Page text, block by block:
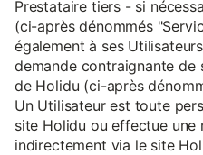
Prestataire tiers - si
(ci-après dénommés
également à ses
demande contraignante de
de Holidu (ci-après
Un Utilisateur est toute
site Holidu ou effectue
indirectement via le site